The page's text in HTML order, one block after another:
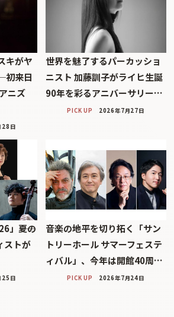
キがヤ
初来日
ニズ
28日
世界を魅了するパーカッショ
ニスト 加藤訓子がライヒ生誕
90年を彩るアニバーサリー…
PICK UP 2026年7月27日
」――夏の
ストが
25日
音楽の地平を切り拓く「サン
トリーホール サマーフェステ
ィバル」、今年は開館40周…
PICK UP 2026年7月24日